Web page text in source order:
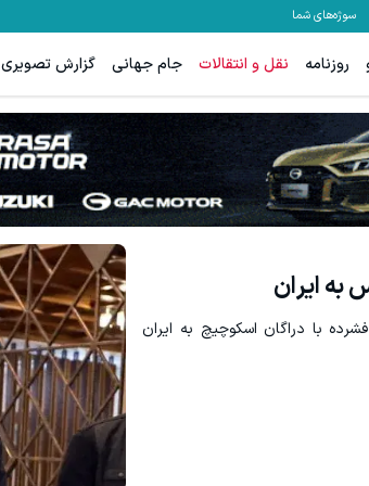
سوژه‌های شما
روزنامه نقل و انتقالات جام جهانی گزارش تصویری
به ایران
با دراگان اسکوچیچ به ایران
اسپرد از صفر و تا ۵۰۰ دلار بونوس ترید XAUUSD با اسپرد از صفر پیپ